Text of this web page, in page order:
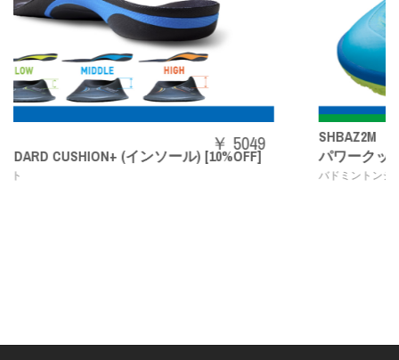
) [10%OFF]
パワークッションエアラスZメン